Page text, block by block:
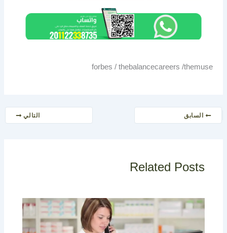
forbes / thebalancecareers /themuse
السابق التالي
Related Posts